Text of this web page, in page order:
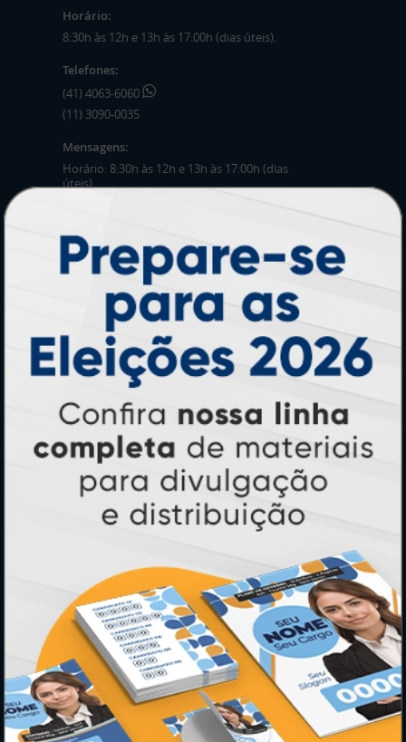
Horário:
8:30h às 12h e 13h às 17:00h (dias úteis).
Telefones:
(41) 4063-6060
(11) 3090-0035
Mensagens:
Horário: 8:30h às 12h e 13h às 17:00h (dias
úteis).
PRODUTOS
Adesivos
Pastas
Cartão de Visita
Folder, Flyer e Panfleto
Banners e Lonas
Calendários 2027
PAGUE COM